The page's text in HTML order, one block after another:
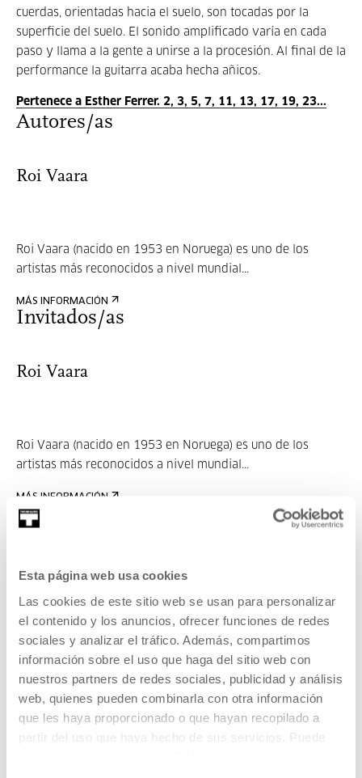
Esta página web usa cookies
Las cookies de este sitio web se usan para personalizar
el contenido y los anuncios, ofrecer funciones de redes
sociales y analizar el tráfico. Además, compartimos
información sobre el uso que haga del sitio web con
nuestros partners de redes sociales, publicidad y análisis
web, quienes pueden combinarla con otra información
que les haya proporcionado o que hayan recopilado a
partir del uso que haya hecho de sus servicios. Puede
cuerdas, orientadas hacia el suelo, son tocadas por la
superficie del suelo. El sonido amplificado varía en cada
paso y llama a la gente a unirse a la procesión. Al final de la
performance la guitarra acaba hecha añicos.
Pertenece a Esther Ferrer. 2, 3, 5, 7, 11, 13, 17, 19, 23...
Autores/as
Roi Vaara
Roi Vaara (nacido en 1953 en Noruega) es uno de los
artistas más reconocidos a nivel mundial...
MÁS INFORMACIÓN
Invitados/as
Roi Vaara
Roi Vaara (nacido en 1953 en Noruega) es uno de los
artistas más reconocidos a nivel mundial...
MÁS INFORMACIÓN
Pertenece a Exposición: Esther
Ferrer. 2, 3, 5, 7, 11, 13, 17, 19,
23...
La exposición se plantea como un lugar de ejercicios,
acciones y pensamiento, por el que discurren procesos,
ensayos, bocetos y maquetas, a la vez que se invita a
contar, a oír y sentir la materialidad del sonido, a ensayar, a